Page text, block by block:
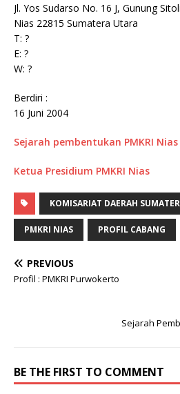
Jl. Yos Sudarso No. 16 J, Gunung Sitoli
Nias 22815 Sumatera Utara
T: ?
E: ?
W: ?
Berdiri :
16 Juni 2004
Sejarah pembentukan PMKRI Nias
Ketua Presidium PMKRI Nias
KOMISARIAT DAERAH
PMKRI NIAS PROFIL CABANG
PREVIOUS
Profil : PMKRI Purwokerto
Sejarah
BE THE FIRST TO COMMENT